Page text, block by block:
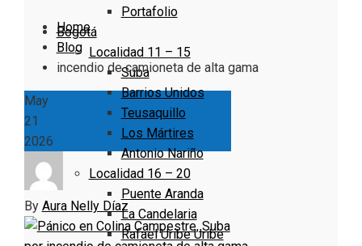
Portafolio
Bogotá
Localidad 11 – 15
Suba
Barrios Unidos
Teusaquillo
Los Mártires
Antonio Nariño
Localidad 16 – 20
Puente Aranda
La Candelaria
Rafael Uribe Uribe
Home
Blog
incendio de camioneta de alta gama
May
21
2026
By Aura Nelly Díaz